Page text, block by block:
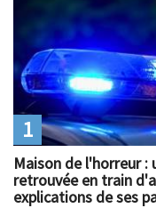
Maison de l'horreur
retrouvée en train
explications de ses
1